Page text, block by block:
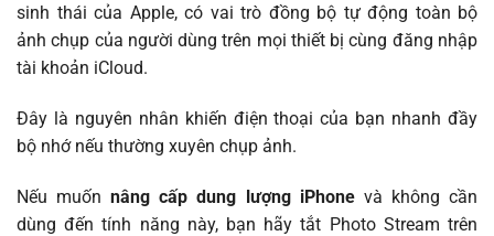
sinh thái của Apple, có vai trò đồng bộ tự động toàn bộ
ảnh chụp của người dùng trên mọi thiết bị cùng đăng nhập
tài khoản iCloud.
Đây là nguyên nhân khiến điện thoại của bạn nhanh đầy
bộ nhớ nếu thường xuyên chụp ảnh.
Nếu muốnnâng cấp dung lượng iPhonevà không cần
dùng đến tính năng này, bạn hãy tắt Photo Stream trên